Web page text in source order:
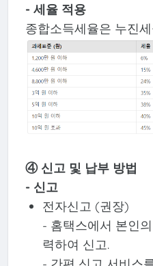
- 세율 적용
종합소득세율은 누진
④ 신고 및 납부 방법
- 신고
전자신고 (권장)
- 홈택스에서 본인
력하여 신고.